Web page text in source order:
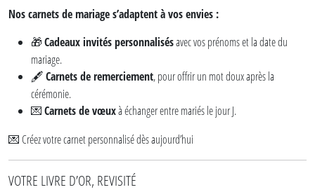
Nos carnets de mariage s’adaptent à vos envies :
🎁 Cadeaux invités personnalisésavec vos prénoms et la date du
mariage.
🖋️ Carnets de remerciement, pour offrir un mot doux après la
cérémonie.
💌 Carnets de vœuxà échanger entre mariés le jour J.
💌 Créez votre carnet personnalisé dès aujourd’hui
VOTRE LIVRE D’OR, REVISITÉ